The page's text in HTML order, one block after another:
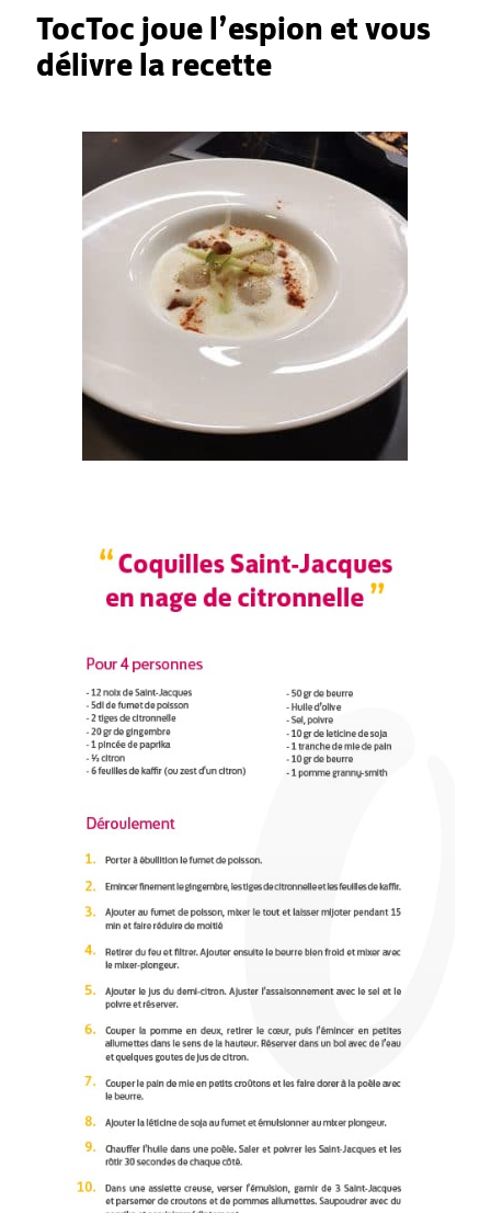
TocToc joue l’espion et vous
délivre la recette